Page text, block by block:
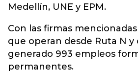
Medellín, UNE y EPM.
Con las firmas
que operan desde Ruta N y
generado 993 empleos
permanentes.